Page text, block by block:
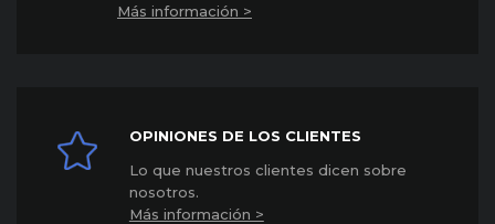
Más información >
OPINIONES DE LOS CLIENTES
Lo que nuestros clientes dicen sobre
nosotros.
Más información >